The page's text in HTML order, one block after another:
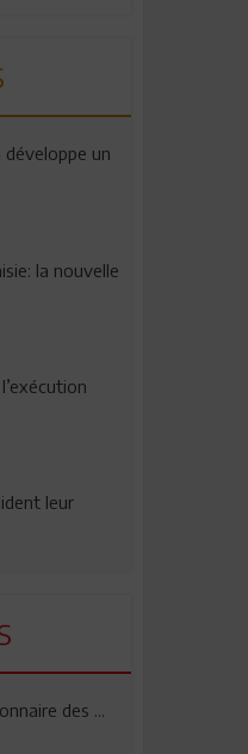
développe un
la nouvelle
leur
des ...